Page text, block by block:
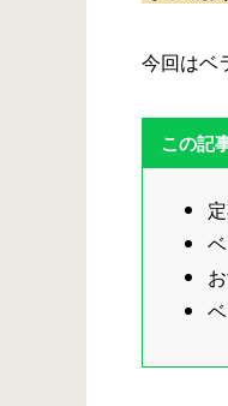
今回はベ
この記